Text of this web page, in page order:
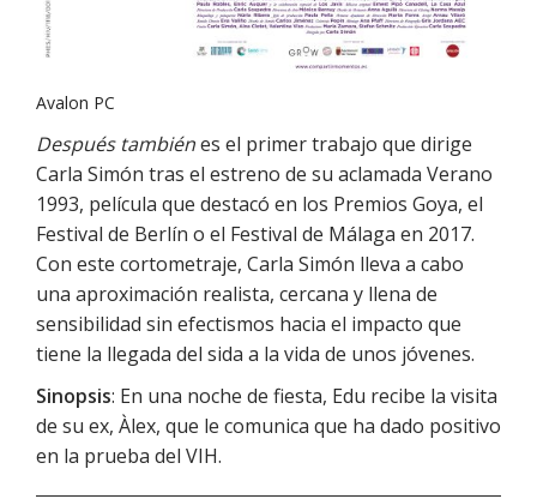
Avalon PC
Después tambiénes el primer trabajo que dirige
Carla Simón tras el estreno de su aclamada Verano
1993, película que destacó en los Premios Goya, el
Festival de Berlín o el Festival de Málaga en 2017.
Con este cortometraje, Carla Simón lleva a cabo
una aproximación realista, cercana y llena de
sensibilidad sin efectismos hacia el impacto que
tiene la llegada del sida a la vida de unos jóvenes.
Sinopsis: En una noche de fiesta, Edu recibe la visita
de su ex, Àlex, que le comunica que ha dado positivo
en la prueba del VIH.